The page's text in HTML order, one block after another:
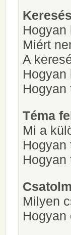
Hogyan
Miért
A
Hogyan
Hogyan
Téma
Mi a
Hogyan
Hogyan
Milyen
Hogyan